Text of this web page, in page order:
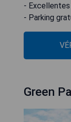
-
- Parking
Green